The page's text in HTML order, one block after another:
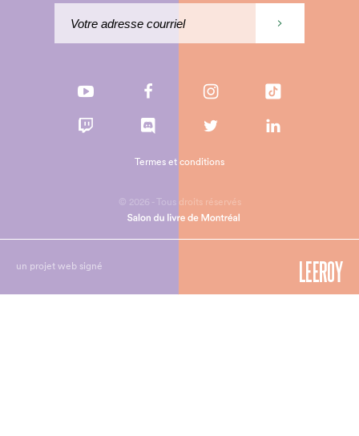
© 2026 - Tous droits réservés
Termes et conditions
un projet web signé